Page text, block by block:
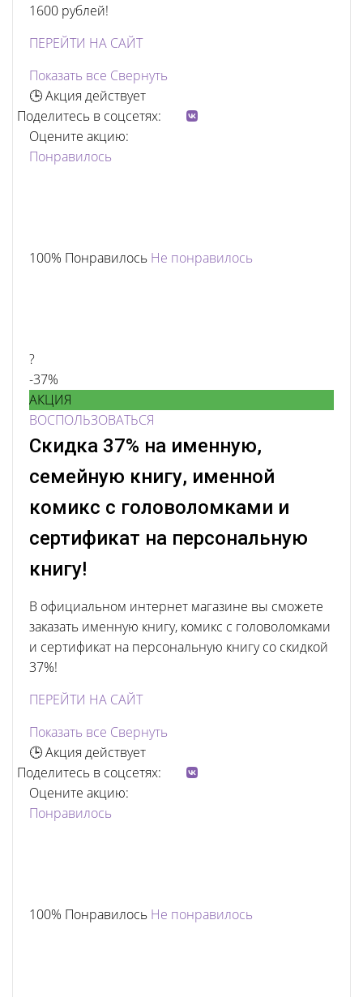
1600 рублей!
ПЕРЕЙТИ НА САЙТ
Показать все Свернуть
🕒 Акция действует
Поделитесь в соцсетях:
Оцените акцию:
Понравилось
100% Понравилось Не понравилось
?
-37%
АКЦИЯ
ВОСПОЛЬЗОВАТЬСЯ
Скидка 37% на именную,
семейную книгу, именной
комикс с головоломками и
сертификат на персональную
книгу!
В официальном интернет магазине вы сможете
заказать именную книгу, комикс с головоломками
и сертификат на персональную книгу со скидкой
37%!
ПЕРЕЙТИ НА САЙТ
Показать все Свернуть
🕒 Акция действует
Поделитесь в соцсетях:
Оцените акцию:
Понравилось
100% Понравилось Не понравилось